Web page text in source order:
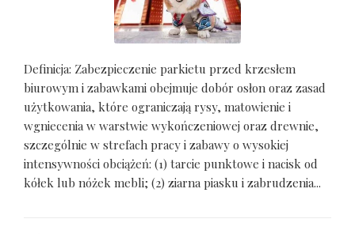
Definicja: Zabezpieczenie parkietu przed krzesłem
biurowym i zabawkami obejmuje dobór osłon oraz zasad
użytkowania, które ograniczają rysy, matowienie i
wgniecenia w warstwie wykończeniowej oraz drewnie,
szczególnie w strefach pracy i zabawy o wysokiej
intensywności obciążeń: (1) tarcie punktowe i nacisk od
kółek lub nóżek mebli; (2) ziarna piasku i zabrudzenia...